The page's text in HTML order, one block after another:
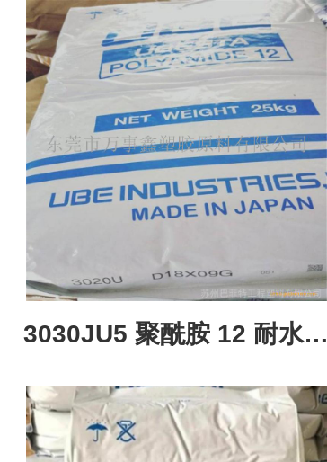
件用料 低吸水尺寸稳定
3030JU5 聚酰胺 12 耐水解
户外潮湿工况管材